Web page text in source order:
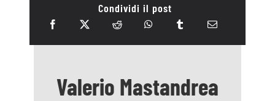
Condividi il post
Valerio Mastandrea